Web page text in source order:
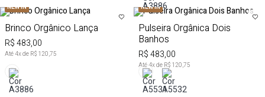
NEW IN
Brinco Orgânico Lança
R$ 483,00
Até4x de R$ 120,75
NEW IN
Pulseira Orgânica Dois
Banhos
R$ 483,00
Até4x de R$ 120,75